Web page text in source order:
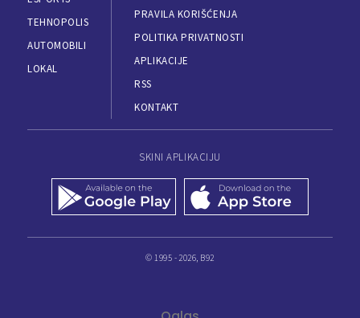
TEHNOPOLIS
AUTOMOBILI
LOKAL
PRAVILA KORIŠĆENJA
POLITIKA PRIVATNOSTI
APLIKACIJE
RSS
KONTAKT
SKINI APLIKACIJU
© 1995 - 2026, B92